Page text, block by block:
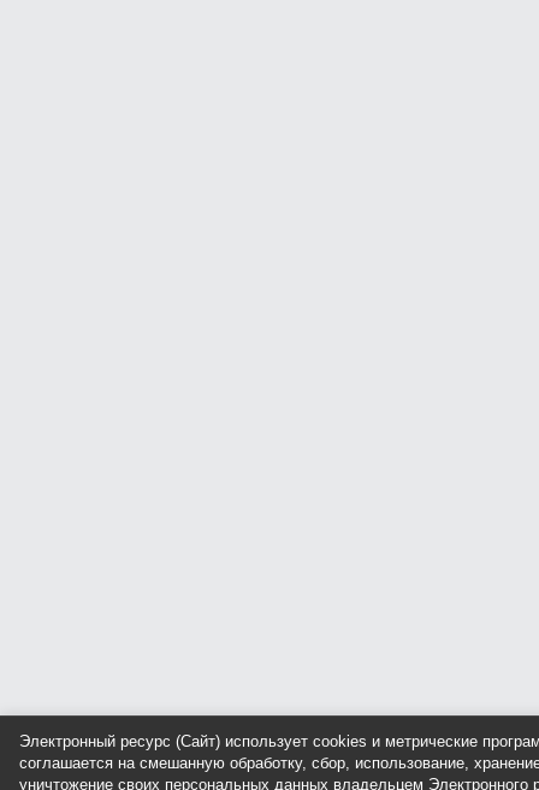
Электронный ресурс (Сайт) использует cookies и метрические
соглашается на смешанную обработку, сбор, использование,
уничтожение своих персональных данных владельцем Электронного